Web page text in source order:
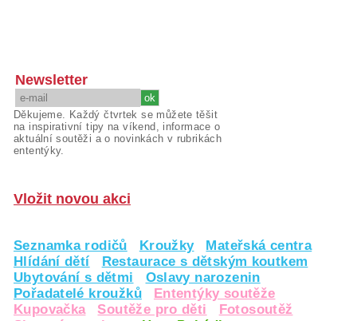
Newsletter
Děkujeme. Každý čtvrtek se můžete těšit
na inspirativní tipy na víkend, informace o
aktuální soutěži a o novinkách v rubrikách
ententýky.
Vložit novou akci
Seznamka rodičů Kroužky
Mateřská centra
Hlídání dětí
Restaurace s dětským koutkem
Ubytování s dětmi
Oslavy narozenin
Pořadatelé kroužků
Ententýky soutěže
Kupovačka
Soutěže pro děti
Fotosoutěž